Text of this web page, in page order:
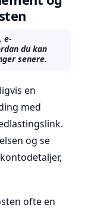
e-
du kan
senere.
en
med
og se
ofte en